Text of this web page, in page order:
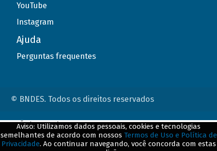
YouTube
Instagram
Ajuda
Perguntas frequentes
© BNDES. Todos os direitos reservados
Aviso: Utilizamos dados pessoais, cookies e tecnologias
semelhantes de acordo com nossos Termos de Uso e Política de
Privacidade. Ao continuar navegando, você concorda com estas
ConteÃºdo complementar
${title}${badge}